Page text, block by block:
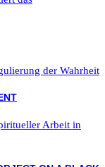
der Wahrheit
Arbeit in